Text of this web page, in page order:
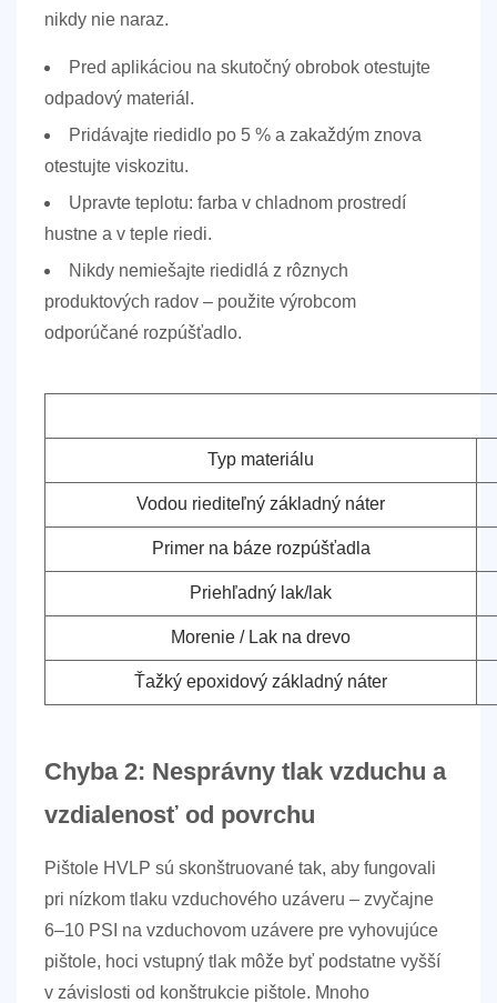
nikdy nie naraz.
Pred aplikáciou na skutočný obrobok otestujte
odpadový materiál.
Pridávajte riedidlo po 5 % a zakaždým znova
otestujte viskozitu.
Upravte teplotu: farba v chladnom prostredí
hustne a v teple riedi.
Nikdy nemiešajte riedidlá z rôznych
produktových radov – použite výrobcom
odporúčané rozpúšťadlo.
Typ materiálu
Vodou riediteľný základný náter
Primer na báze rozpúšťadla
Priehľadný lak/lak
Morenie / Lak na drevo
Ťažký epoxidový základný náter
Chyba 2: Nesprávny tlak vzduchu a
vzdialenosť od povrchu
Pištole HVLP sú skonštruované tak, aby fungovali
pri nízkom tlaku vzduchového uzáveru – zvyčajne
6–10 PSI na vzduchovom uzávere pre vyhovujúce
pištole, hoci vstupný tlak môže byť podstatne vyšší
v závislosti od konštrukcie pištole. Mnoho